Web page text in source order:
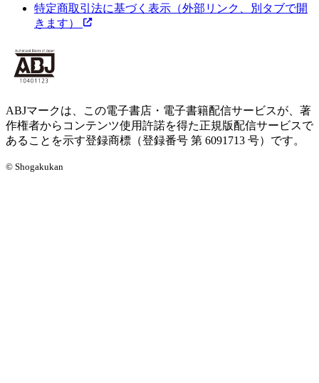
特定商取引法に基づく表示 （外部リンク、別タブで開
きます）
ABJマークは、この電子書店・電子書籍配信サービスが、著
作権者からコンテンツ使用許諾を得た正規版配信サービスで
あることを示す登録商標（登録番号 第 6091713 号）です。
© Shogakukan